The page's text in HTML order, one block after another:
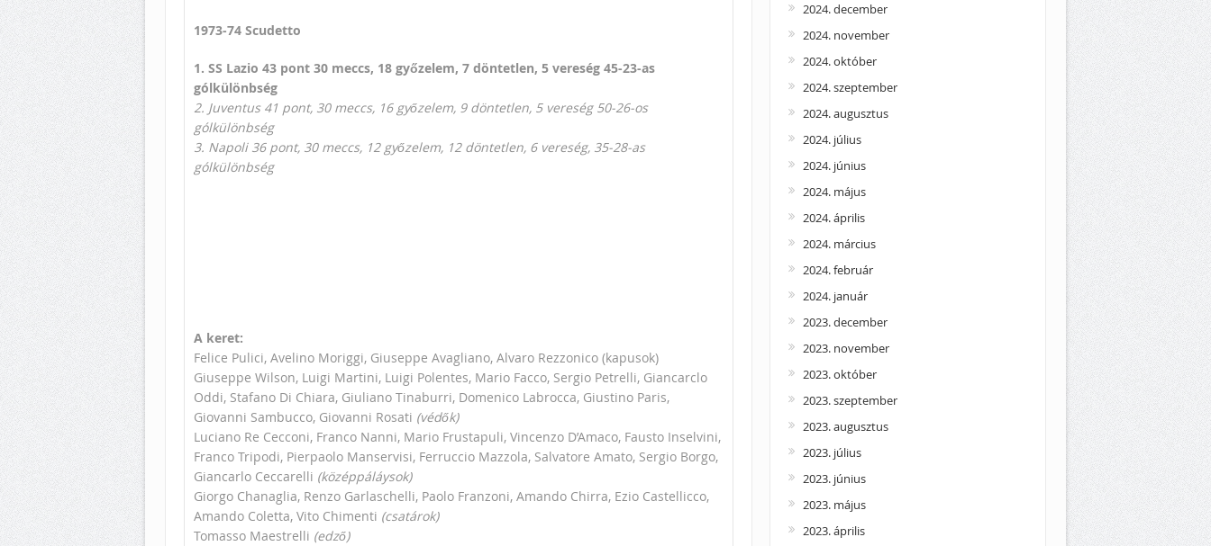
1973-74 Scudetto
1. SS Lazio 43 pont 30 meccs, 18 győzelem, 7 döntetlen, 5 vereség 45-23-as
gólkülönbség
2. Juventus 41 pont, 30 meccs, 16 győzelem, 9 döntetlen, 5 vereség 50-26-os
gólkülönbség
3. Napoli 36 pont, 30 meccs, 12 győzelem, 12 döntetlen, 6 vereség, 35-28-as
gólkülönbség
A keret:
Felice Pulici, Avelino Moriggi, Giuseppe Avagliano, Alvaro Rezzonico (kapusok)
Giuseppe Wilson, Luigi Martini, Luigi Polentes, Mario Facco, Sergio Petrelli, Giancarclo
Oddi, Stafano Di Chiara, Giuliano Tinaburri, Domenico Labrocca, Giustino Paris,
Giovanni Sambucco, Giovanni Rosati (védők)
Luciano Re Cecconi, Franco Nanni, Mario Frustapuli, Vincenzo D’Amaco, Fausto Inselvini,
Franco Tripodi, Pierpaolo Manservisi, Ferruccio Mazzola, Salvatore Amato, Sergio Borgo,
Giancarlo Ceccarelli (középpáláysok)
Giorgo Chanaglia, Renzo Garlaschelli, Paolo Franzoni, Amando Chirra, Ezio Castellicco,
Amando Coletta, Vito Chimenti (csatárok)
Tomasso Maestrelli (edző)
2024. december
2024. november
2024. október
2024. szeptember
2024. augusztus
2024. július
2024. június
2024. május
2024. április
2024. március
2024. február
2024. január
2023. december
2023. november
2023. október
2023. szeptember
2023. augusztus
2023. július
2023. június
2023. május
2023. április